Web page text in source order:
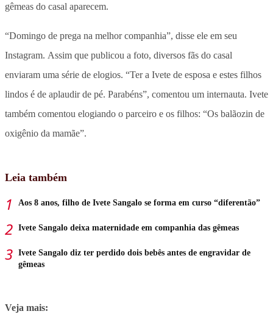
gêmeas do casal aparecem.
“Domingo de prega na melhor companhia”, disse ele em seu
Instagram. Assim que publicou a foto, diversos fãs do casal
enviaram uma série de elogios. “Ter a Ivete de esposa e estes filhos
lindos é de aplaudir de pé. Parabéns”, comentou um internauta. Ivete
também comentou elogiando o parceiro e os filhos: “Os balãozin de
oxigênio da mamãe”.
Leia também
Aos 8 anos, filho de Ivete Sangalo se forma em curso “diferentão”
Ivete Sangalo deixa maternidade em companhia das gêmeas
Ivete Sangalo diz ter perdido dois bebês antes de engravidar de
gêmeas
Veja mais: